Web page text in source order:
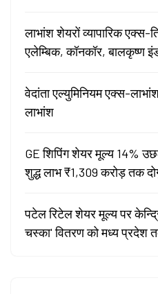
लाभांश शेयरों व्यापारिक
एलेम्बिक, कॉनकॉर, बालकृष्ण
वेदांता एल्युमिनियम एक्स-
लाभांश
GE शिपिंग शेयर मूल्य 14%
शुद्ध लाभ ₹1,309 करोड़ तक
पटेल रिटेल शेयर मूल्य पर
चस्का' वितरण को मध्य प्रदेश